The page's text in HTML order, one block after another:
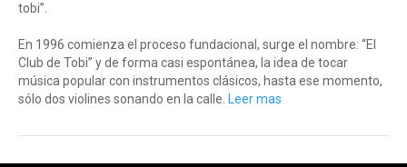
tobi”.
En 1996 comienza el proceso fundacional, surge el nombre: “El
Club de Tobi” y de forma casi espontánea, la idea de tocar
música popular con instrumentos clásicos, hasta ese momento,
sólo dos violines sonando en la calle. Leer mas